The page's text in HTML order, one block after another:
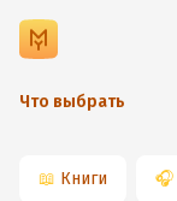
Что выбрать
📖 Книги 🎧